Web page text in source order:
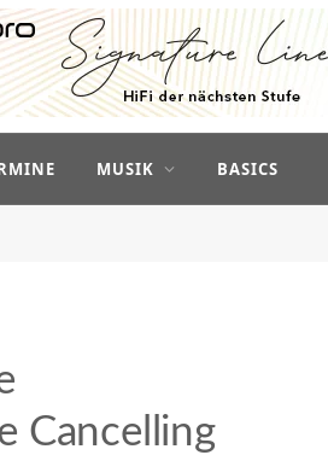
MUSIK BASICS
Cancelling